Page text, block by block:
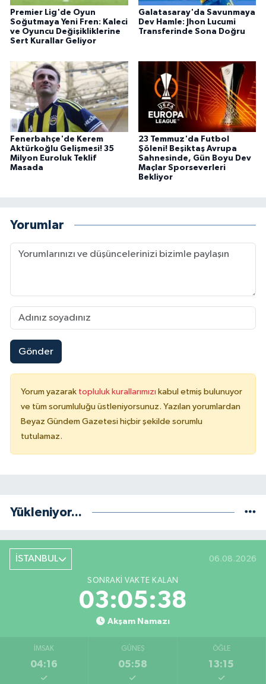
Premier Lig'de Oyun
Soğutmaya Yeni Fren: Kaleci
ve Oyuncu Değişikliklerine
Sert Kurallar Geliyor
Galatasaray'da Savunmaya
Dev Hamle: Jhon Lucumi
Transferinde Sona Doğru
Fenerbahçe'de Kerem
Aktürkoğlu Gelişmesi! 35
Milyon Euroluk Teklif
Masada
23 Temmuz'da Futbol
Şöleni! Beşiktaş Avrupa
Sahnesinde, Gün Boyu Dev
Maçlar Sporseverleri
Bekliyor
Yorumlar
Gönder
Yorum yazarak topluluk kurallarımızı kabul etmiş bulunuyor
ve tüm sorumluluğu üstleniyorsunuz. Yazılan yorumlardan
Beyaz Gündem Gazetesi hiçbir şekilde sorumlu
tutulamaz.
Yükleniyor...
İSTANBUL 06.08.2026
SONRAKI VAKTE KALAN
03:05:38
Akşam Namazı
İMSAK
04:16
GÜNEŞ
05:58
ÖĞLE
13:15